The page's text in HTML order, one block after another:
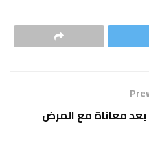
معاناة مع المرض